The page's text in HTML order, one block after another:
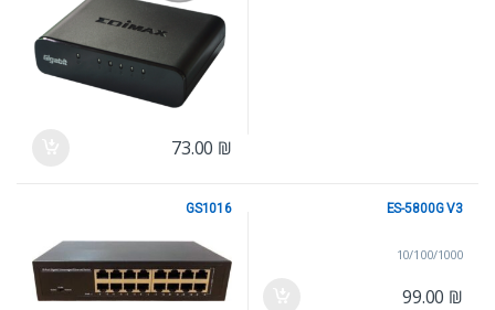
73.00 ₪
10/100/1000
ES-5800G V3
99.00 ₪
10/100/1000
GS1016